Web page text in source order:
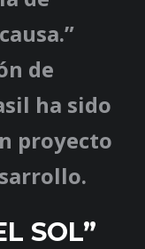
de
ha sido
proyecto
SOL”